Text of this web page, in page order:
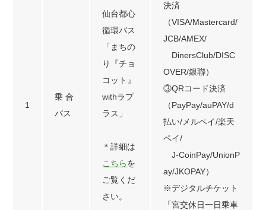
1
乗 合
バス
仙台都心
循環バス
「まちの
り『チョ
コット』
withラプ
ラス」
＊詳細は
こちらを
ご覧くだ
さい。
決済
（VISA/Mastercard/
JCB/AMEX/
DinersClub/DISC
OVER/銀聯）
③QRコード決済
（PayPay/auPAY/d
払い/メルペイ/楽天
ペイ/
J-CoinPay/UnionP
ay/JKOPAY）
※デジタルチケット
「宮交休日一日乗車